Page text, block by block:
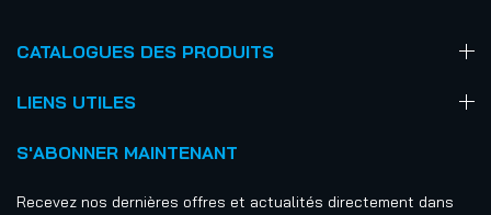
CATALOGUES DES PRODUITS
LIENS UTILES
S'ABONNER MAINTENANT
Recevez nos dernières offres et actualités directement dans